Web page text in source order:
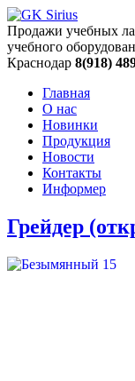
Продажи учебных
учебного
Краснодар 8(918)
Главная
О нас
Новинки
Продукция
Новости
Контакты
Информер
Грейдер